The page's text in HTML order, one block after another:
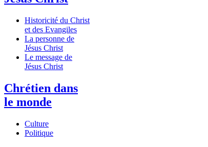
Historicité du Christ
et des Evangiles
La personne de
Jésus Christ
Le message de
Jésus Christ
Chrétien dans
le monde
Culture
Politique